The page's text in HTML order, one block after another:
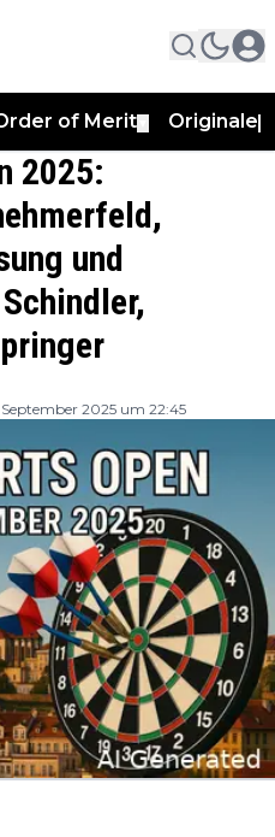
of Merit Originale
2025:
und
2025 um 22:45